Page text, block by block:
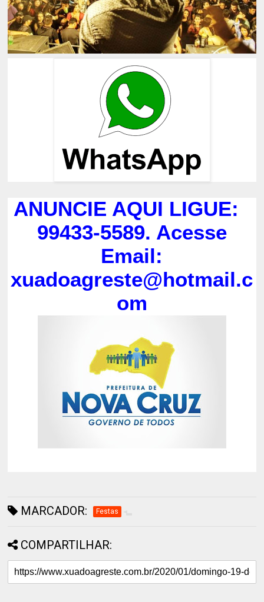
ANUNCIE AQUI LIGUE:
99433-5589. Acesse
Email:
xuadoagreste@hotmail.c
om
MARCADOR: Festas
COMPARTILHAR: